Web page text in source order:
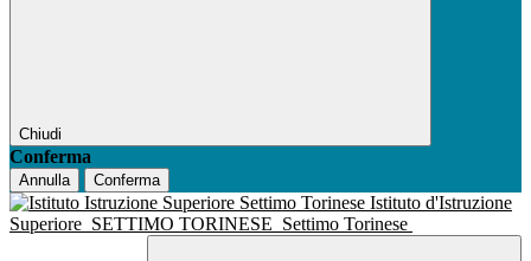
Chiudi
Conferma
Annulla Conferma
Istituto d'Istruzione
Superiore SETTIMO TORINESE Settimo Torinese